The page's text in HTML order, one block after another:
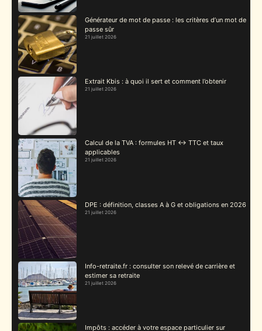
Générateur de mot de passe : les critères d’un mot de
passe sûr
21 juillet 2026
Extrait Kbis : à quoi il sert et comment l’obtenir
21 juillet 2026
Calcul de la TVA : formules HT ↔ TTC et taux
applicables
21 juillet 2026
DPE : définition, classes A à G et obligations en 2026
21 juillet 2026
Info-retraite.fr : consulter son relevé de carrière et
estimer sa retraite
21 juillet 2026
Impôts : accéder à votre espace particulier sur